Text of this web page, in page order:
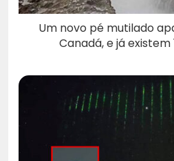
Um novo pé mutilado
Canadá, e já existem